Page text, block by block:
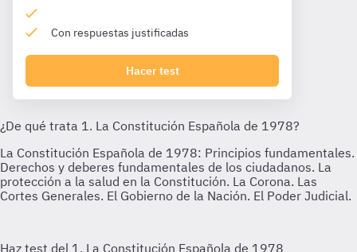
Con respuestas justificadas
Hacer test